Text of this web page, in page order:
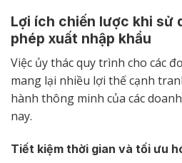
Lợi ích chiến lược khi sử
phép xuất nhập khẩu
Việc ủy thác quy trình cho các
mang lại nhiều lợi thế cạnh
hành thông minh của các
nay.
Tiết kiệm thời gian và tối ưu